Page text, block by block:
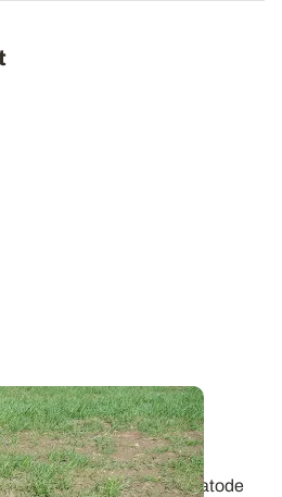
avenae, un
céréales à paille
à paille multiplie le nématode